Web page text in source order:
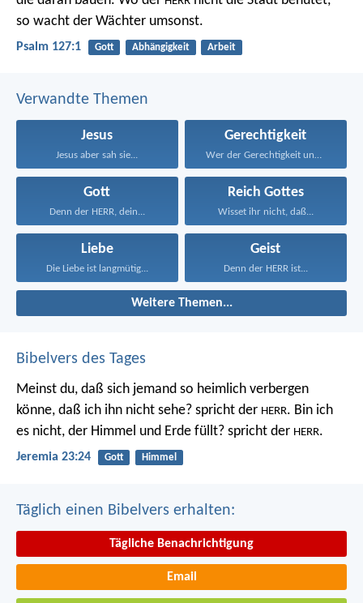
so wacht der Wächter umsonst.
Psalm 127:1 Gott Abhängigkeit Arbeit
Verwandte Themen
Jesus
Jesus aber sah sie...
Gerechtigkeit
Wer der Gerechtigkeit und...
Gott
Denn der HERR, dein...
Reich Gottes
Wisset ihr nicht, daß...
Liebe
Die Liebe ist langmütig...
Geist
Denn der HERR ist...
Weitere Themen...
Bibelvers des Tages
Meinst du, daß sich jemand so heimlich verbergen
könne, daß ich ihn nicht sehe? spricht der HERR. Bin ich
es nicht, der Himmel und Erde füllt? spricht der HERR.
Jeremia 23:24 Gott Himmel
Täglich einen Bibelvers erhalten:
Tägliche Benachrichtigung
Email